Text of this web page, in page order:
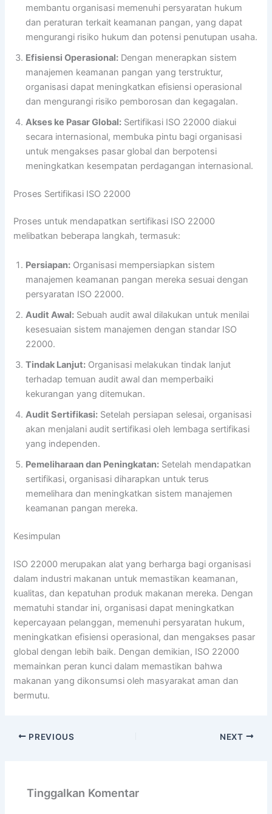
membantu organisasi memenuhi persyaratan hukum
dan peraturan terkait keamanan pangan, yang dapat
mengurangi risiko hukum dan potensi penutupan usaha.
Efisiensi Operasional: Dengan menerapkan sistem
manajemen keamanan pangan yang terstruktur,
organisasi dapat meningkatkan efisiensi operasional
dan mengurangi risiko pemborosan dan kegagalan.
Akses ke Pasar Global: Sertifikasi ISO 22000 diakui
secara internasional, membuka pintu bagi organisasi
untuk mengakses pasar global dan berpotensi
meningkatkan kesempatan perdagangan internasional.
Proses Sertifikasi ISO 22000
Proses untuk mendapatkan sertifikasi ISO 22000
melibatkan beberapa langkah, termasuk:
Persiapan: Organisasi mempersiapkan sistem
manajemen keamanan pangan mereka sesuai dengan
persyaratan ISO 22000.
Audit Awal: Sebuah audit awal dilakukan untuk menilai
kesesuaian sistem manajemen dengan standar ISO
22000.
Tindak Lanjut: Organisasi melakukan tindak lanjut
terhadap temuan audit awal dan memperbaiki
kekurangan yang ditemukan.
Audit Sertifikasi: Setelah persiapan selesai, organisasi
akan menjalani audit sertifikasi oleh lembaga sertifikasi
yang independen.
Pemeliharaan dan Peningkatan: Setelah mendapatkan
sertifikasi, organisasi diharapkan untuk terus
memelihara dan meningkatkan sistem manajemen
keamanan pangan mereka.
Kesimpulan
ISO 22000 merupakan alat yang berharga bagi organisasi
dalam industri makanan untuk memastikan keamanan,
kualitas, dan kepatuhan produk makanan mereka. Dengan
mematuhi standar ini, organisasi dapat meningkatkan
kepercayaan pelanggan, memenuhi persyaratan hukum,
meningkatkan efisiensi operasional, dan mengakses pasar
global dengan lebih baik. Dengan demikian, ISO 22000
memainkan peran kunci dalam memastikan bahwa
makanan yang dikonsumsi oleh masyarakat aman dan
bermutu.
PREVIOUS NEXT
Tinggalkan Komentar